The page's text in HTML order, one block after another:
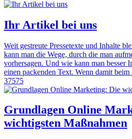
Ihr Artikel bei uns
Weit gestreute Pressetexte und Inhalte
kann man die Wege, durch die man
vorhersagen. Und wie kann man besser
einen packenden Text. Wenn damit
37575
Grundlagen Online
wichtigsten Maßnahmen